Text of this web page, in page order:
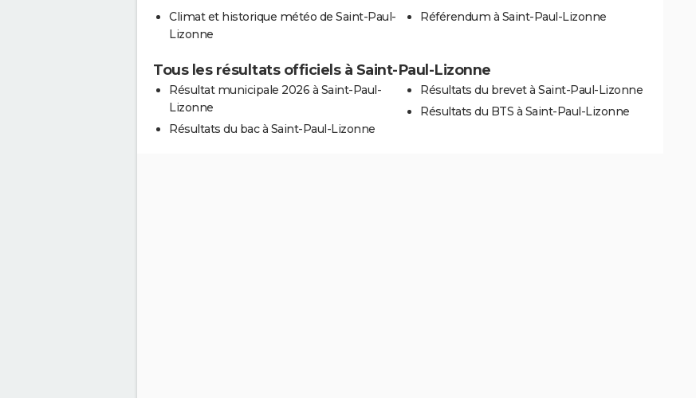
Climat et historique météo de Saint-Paul-
Lizonne
Référendum à Saint-Paul-Lizonne
Tous les résultats officiels à Saint-Paul-Lizonne
Résultat municipale 2026 à Saint-Paul-
Lizonne
Résultats du bac à Saint-Paul-Lizonne
Résultats du brevet à Saint-Paul-Lizonne
Résultats du BTS à Saint-Paul-Lizonne